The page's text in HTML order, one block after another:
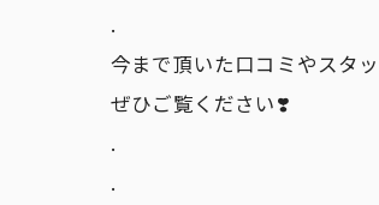
.
今まで頂いた口コミやスタ
ぜひご覧ください❣️
.
.